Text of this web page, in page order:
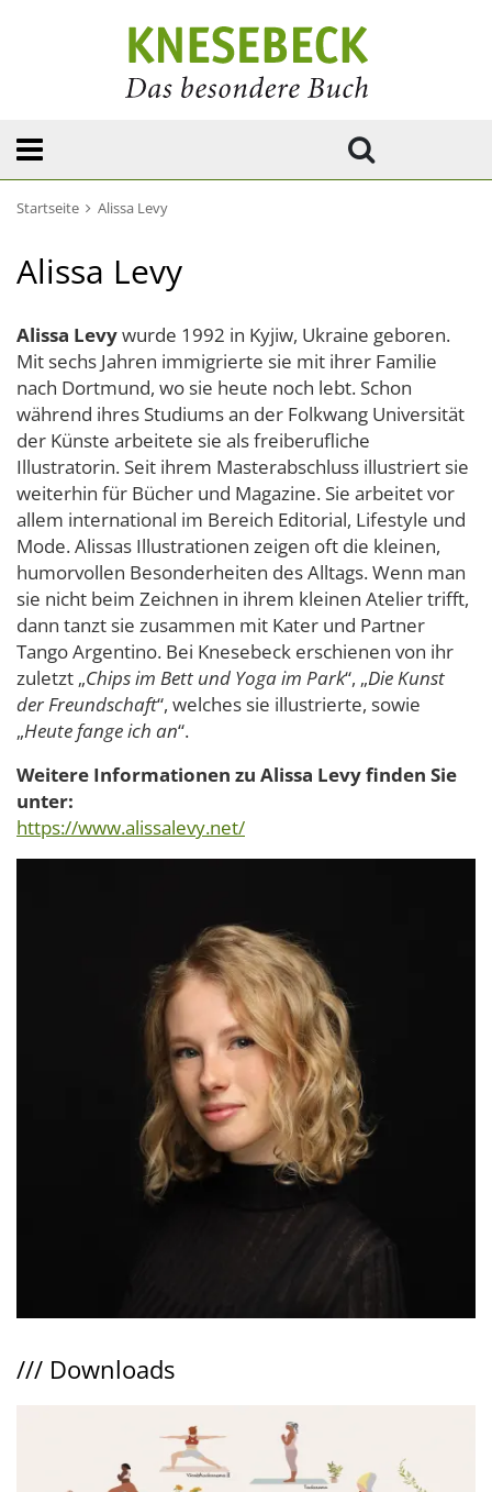
Startseite Alissa Levy
Alissa Levy
Alissa Levywurde 1992 in Kyjiw, Ukraine geboren.
Mit sechs Jahren immigrierte sie mit ihrer Familie
nach Dortmund, wo sie heute noch lebt. Schon
während ihres Studiums an der Folkwang Universität
der Künste arbeitete sie als freiberufliche
Illustratorin. Seit ihrem Masterabschluss illustriert sie
weiterhin für Bücher und Magazine. Sie arbeitet vor
allem international im Bereich Editorial, Lifestyle und
Mode. Alissas Illustrationen zeigen oft die kleinen,
humorvollen Besonderheiten des Alltags. Wenn man
sie nicht beim Zeichnen in ihrem kleinen Atelier trifft,
dann tanzt sie zusammen mit Kater und Partner
Tango Argentino. Bei Knesebeck erschienen von ihr
zuletzt „Chips im Bett und Yoga im Park“, „Die Kunst
der Freundschaft“, welches sie illustrierte, sowie
„Heute fange ich an“.
Weitere Informationen zu Alissa Levy finden Sie
unter:
https://www.alissalevy.net/
/// Downloads